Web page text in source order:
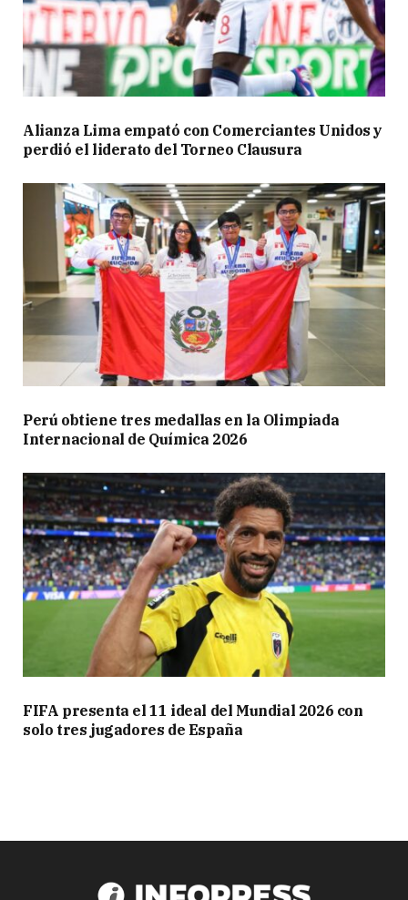
Alianza Lima empató con Comerciantes Unidos y
perdió el liderato del Torneo Clausura
Perú obtiene tres medallas en la Olimpiada
Internacional de Química 2026
FIFA presenta el 11 ideal del Mundial 2026 con
solo tres jugadores de España